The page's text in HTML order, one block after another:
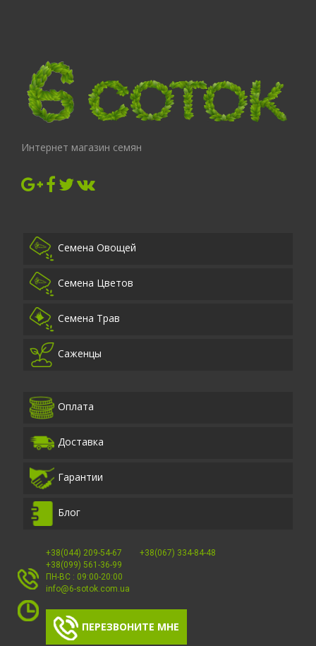
Интернет магазин семян
Семена Овощей
Семена Цветов
Семена Трав
Саженцы
Оплата
Доставка
Гарантии
Блог
+38(044) 209-54-67
+38(067) 334-84-48
+38(099) 561-36-99
ПН-ВС : 09:00-20:00
info@6-sotok.com.ua
ПЕРЕЗВОНИТЕ МНЕ